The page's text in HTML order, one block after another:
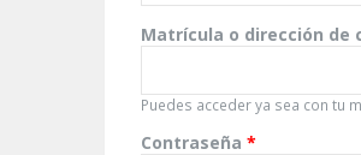
Matrícula o dirección de
Puedes acceder ya sea con tu
Contraseña *